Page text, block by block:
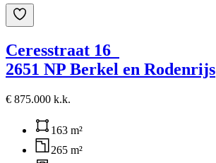
Ceresstraat 16
2651 NP Berkel en Rodenrijs
€ 875.000 k.k.
163 m²
265 m²